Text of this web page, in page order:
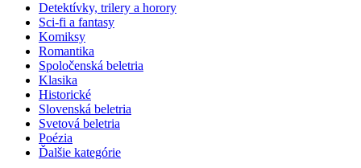
Detektívky, trilery a horory
Sci-fi a fantasy
Komiksy
Romantika
Spoločenská beletria
Klasika
Historické
Slovenská beletria
Svetová beletria
Poézia
Ďalšie kategórie